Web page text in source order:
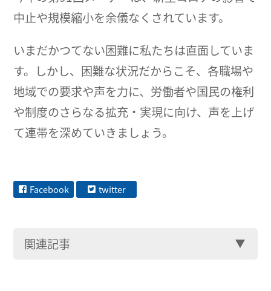
中止や規模縮小を余儀なくされています。
いまだかつてない困難に私たちは直面していま
す。しかし、困難な状況だからこそ、各職場や
地域での要求や声を力に、労働者や国民の権利
や制度のさらなる拡充・実現に向け、声を上げ
て連帯を深めていきましょう。
Facebook twitter
関連記事